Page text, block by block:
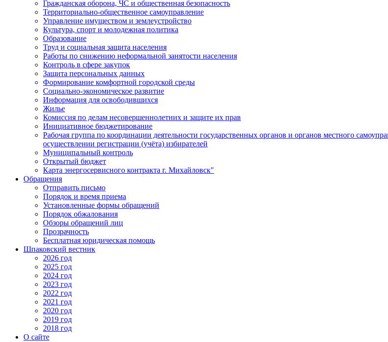
Гражданская оборона, ЧС и общественная безопасность
Территориально-общественное самоуправление
Управление имуществом и землеустройство
Культура, спорт и молодежная политика
Образование
Труд и социальная защита населения
Работы по снижению неформальной занятости населения
Контроль в сфере закупок
Защита персональных данных
Формирование комфортной городской среды
Социально-экономическое развитие
Информация для освободившихся
Жилье
Комиссия по делам несовершеннолетних и защите их прав
Инициативное бюджетирование
Рабочая группа по координации деятельности государственных органов и органов местного
осуществлении регистрации (учёта) избирателей
Муниципальный контроль
Открытый бюджет
Карта энергосервисного контракта г. Михайловск"
Обращения
Отправить письмо
Порядок и время приема
Установленные формы обращений
Порядок обжалования
Обзоры обращений лиц
Прозрачность
Бесплатная юридическая помощь
Шпаковский вестник
2026 год
2025 год
2024 год
2023 год
2022 год
2021 год
2020 год
2019 год
2018 год
О сайте